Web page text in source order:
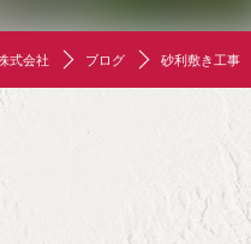
式会社 ブログ 砂利敷き工事